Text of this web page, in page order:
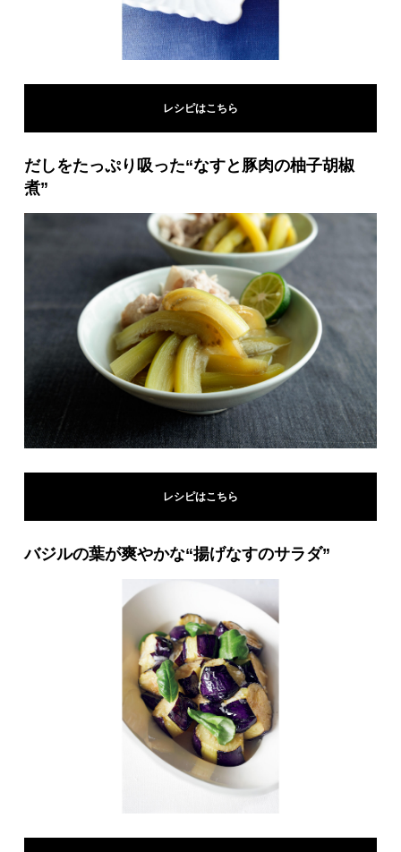
レシピはこちら
だしをたっぷり吸った“なすと豚肉の柚子胡椒
煮”
レシピはこちら
バジルの葉が爽やかな“揚げなすのサラダ”